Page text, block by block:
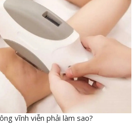
vĩnh viễn phải làm sao?